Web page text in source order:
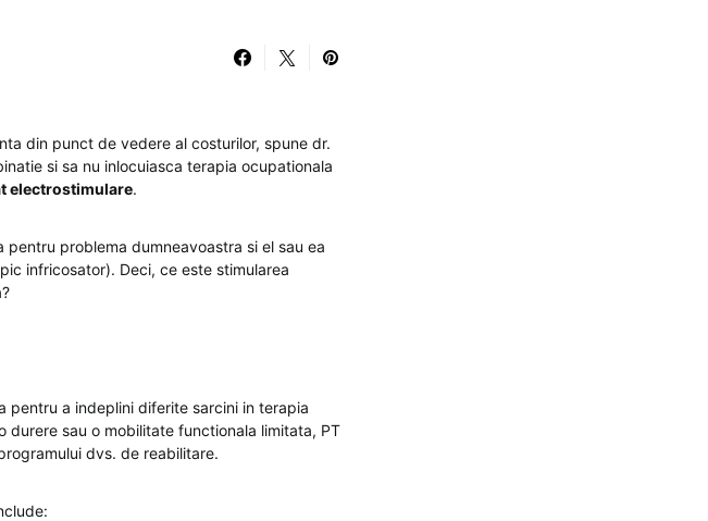
din punct de vedere al costurilor, spune dr.
si sa nu inlocuiasca terapia ocupationala
electrostimulare.
problema dumneavoastra si el sau ea
infricosator). Deci, ce este stimularea
pentru a indeplini diferite sarcini in terapia
durere sau o mobilitate functionala limitata, PT
dvs. de reabilitare.